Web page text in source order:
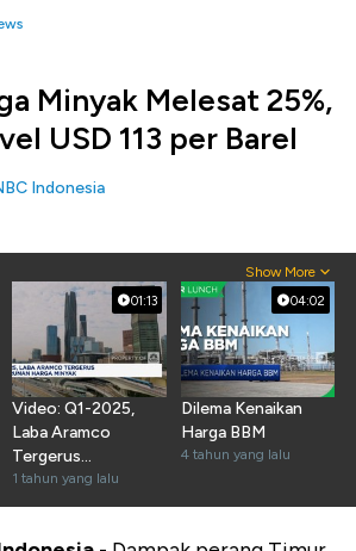
Minyak Melesat 25%,
USD 113 per Barel
Indonesia
Show More
01:13
Video: Q1-2025,
Laba Aramco
Tergerus
Penurunan Harga
Minyak
1 tahun yang lalu
04:02
Dilema Kenaikan
Harga BBM
4 tahun yang lalu